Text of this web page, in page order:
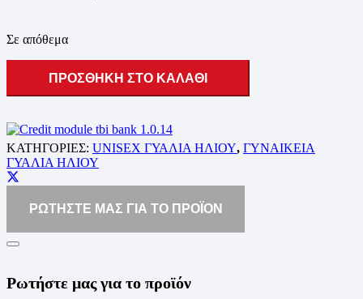
Σε απόθεμα
ΠΡΟΣΘΗΚΗ ΣΤΟ ΚΑΛΑΘΙ
ΚΑΤΗΓΟΡΙΕΣ: UNISEX ΓΥΑΛΙΑ ΗΛΙΟΥ, ΓΥΝΑΙΚΕΙΑ
ΓΥΑΛΙΑ ΗΛΙΟΥ
ΡΩΤΗΣΤΕ ΜΑΣ ΓΙΑ ΤΟ ΠΡΟΪΟΝ
Ρωτήστε μας για το προϊόν